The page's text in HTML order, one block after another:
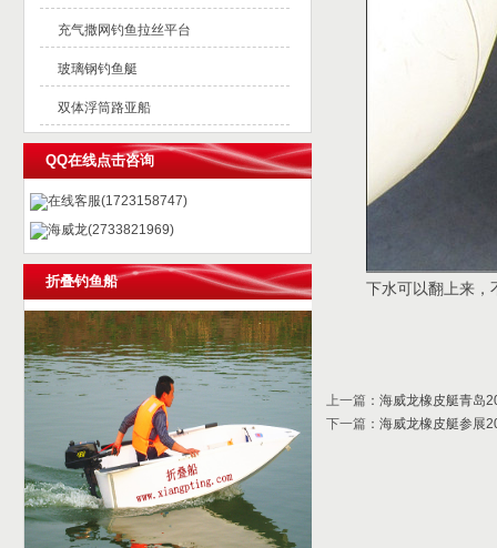
下水可以翻上来，
上一篇 ： 海威龙橡皮艇青岛
下一篇 ： 海威龙橡皮艇参展
充气撒网钓鱼拉丝平台
玻璃钢钓鱼艇
双体浮筒路亚船
QQ在线点击咨询
在线客服(1723158747)
海威龙(2733821969)
折叠钓鱼船